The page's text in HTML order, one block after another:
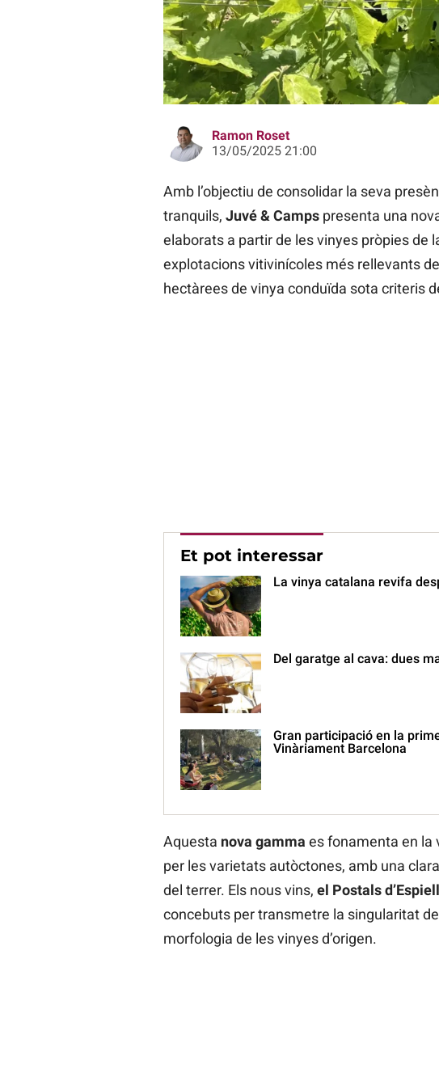
Imatge de part de l'equip de la Finca Espiells de
Ramon Roset
13/05/2025 21:00
Amb l’objectiu de consolidar la seva
tranquils, Juvé & Campspresenta una
elaborats a partir de les vinyes pròpies de
explotacions vitivinícoles més rellevants
hectàrees de vinya conduïda sota criteris
Et pot interessar
La vinya catalana revifa
Del garatge al cava: dues
Gran participació en la
Vinàriament Barcelona
Aquesta nova gamma es fonamenta en la
per les varietats autòctones, amb una
del terrer. Els nous vins, el Postals
concebuts per transmetre la singularitat
morfologia de les vinyes d’origen.